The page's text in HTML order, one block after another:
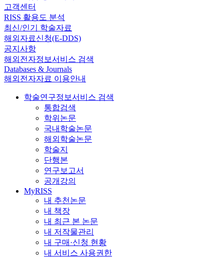
고객센터
RISS 활용도 분석
최신/인기 학술자료
해외자료신청(E-DDS)
공지사항
해외전자정보서비스 검색
Databases & Journals
해외전자자료 이용안내
학술연구정보서비스 검색
통합검색
학위논문
국내학술논문
해외학술논문
학술지
단행본
연구보고서
공개강의
MyRISS
내 추천논문
내 책장
내 최근 본 논문
내 저작물관리
내 구매·신청 현황
내 서비스 사용권한